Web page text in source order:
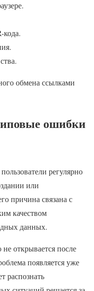
обмена ссылками
ошибки
регулярно
или
причина связана с
качеством
данных.
открывается после
появляется уже
распознать